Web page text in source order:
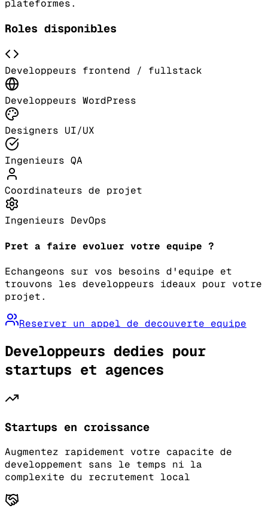
plateformes.
Roles disponibles
Developpeurs frontend / fullstack
Developpeurs WordPress
Designers UI/UX
Ingenieurs QA
Coordinateurs de projet
Ingenieurs DevOps
Pret a faire evoluer votre equipe ?
Echangeons sur vos besoins d'equipe et
trouvons les developpeurs ideaux pour votre
projet.
Reserver un appel de decouverte equipe
Developpeurs dedies pour
startups et agences
Startups en croissance
Augmentez rapidement votre capacite de
developpement sans le temps ni la
complexite du recrutement local